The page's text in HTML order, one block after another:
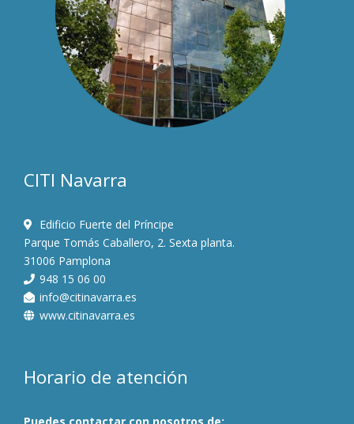
CITI Navarra
Edificio Fuerte del Príncipe
Parque Tomás Caballero, 2. Sexta planta.
31006 Pamplona
948 15 06 00
info@citinavarra.es
www.citinavarra.es
Horario de atención